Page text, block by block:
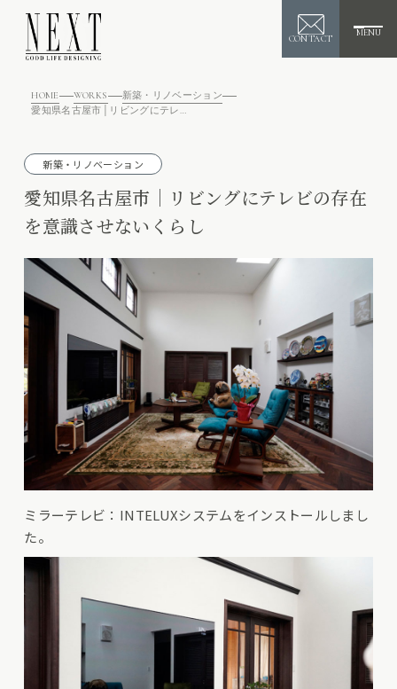
CONTACT
MENU
HOME WORKS
新築・リノベーション
愛知県名古屋市│リビングにテレビの存在を意識させないくらし
新築・リノベーション
愛知県名古屋市│リビングにテレビの存在
を意識させないくらし
ミラーテレビ：INTELUXシステムをインストールしまし
た。